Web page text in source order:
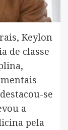
Keylon
de classe
se
a
pela